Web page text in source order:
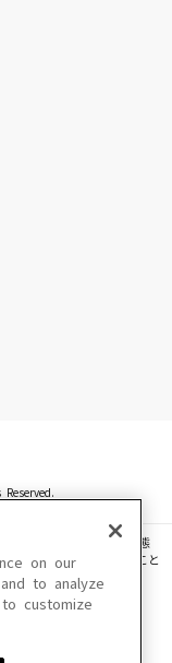
画・音声等を、手段や形態
載、ファイル化などすること
合があります。
あります。
on our
to analyze
customize